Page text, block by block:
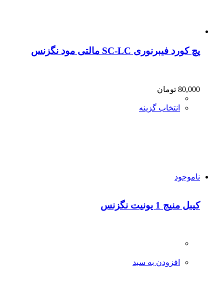
پچ کورد فیبرنوری SC-LC مالتی مود نگزنس
80,000 تومان
انتخاب گزینه
ناموجود
کیبل منیج 1 یونیت نگزنس
افزودن به سبد